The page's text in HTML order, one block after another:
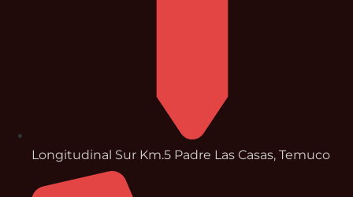
Longitudinal Sur Km.5 Padre Las Casas, Temuco